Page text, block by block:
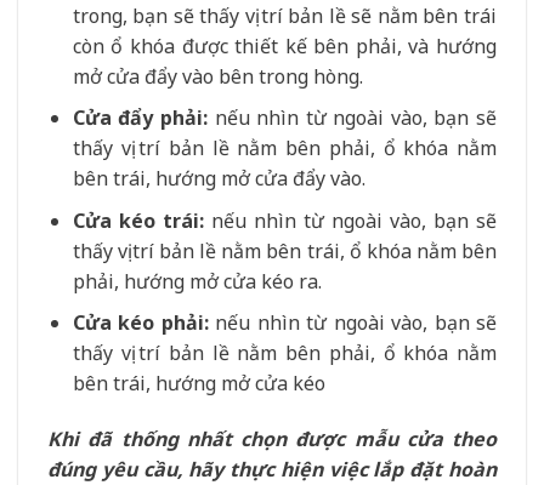
trong, bạn sẽ thấy vị trí bản lề sẽ nằm bên trái
còn ổ khóa được thiết kế bên phải, và hướng
mở cửa đẩy vào bên trong hòng.
Cửa đẩy phải:nếu nhìn từ ngoài vào, bạn sẽ
thấy vị trí bản lề nằm bên phải, ổ khóa nằm
bên trái, hướng mở cửa đẩy vào.
Cửa kéo trái:nếu nhìn từ ngoài vào, bạn sẽ
thấy vị trí bản lề nằm bên trái, ổ khóa nằm bên
phải, hướng mở cửa kéo ra.
Cửa kéo phải:nếu nhìn từ ngoài vào, bạn sẽ
thấy vị trí bản lề nằm bên phải, ổ khóa nằm
bên trái, hướng mở cửa kéo
Khi đã thống nhất chọn được mẫu cửa theo
đúng yêu cầu, hãy thực hiện việc lắp đặt hoàn